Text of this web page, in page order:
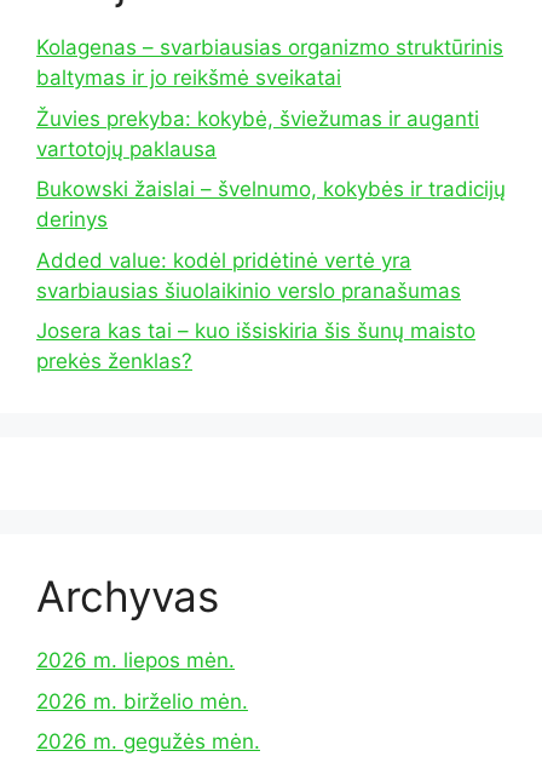
Kolagenas – svarbiausias organizmo struktūrinis
baltymas ir jo reikšmė sveikatai
Žuvies prekyba: kokybė, šviežumas ir auganti
vartotojų paklausa
Bukowski žaislai – švelnumo, kokybės ir tradicijų
derinys
Added value: kodėl pridėtinė vertė yra
svarbiausias šiuolaikinio verslo pranašumas
Josera kas tai – kuo išsiskiria šis šunų maisto
prekės ženklas?
Archyvas
2026 m. liepos mėn.
2026 m. birželio mėn.
2026 m. gegužės mėn.